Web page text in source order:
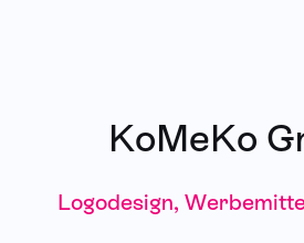
KoMeKo
Logodesign,